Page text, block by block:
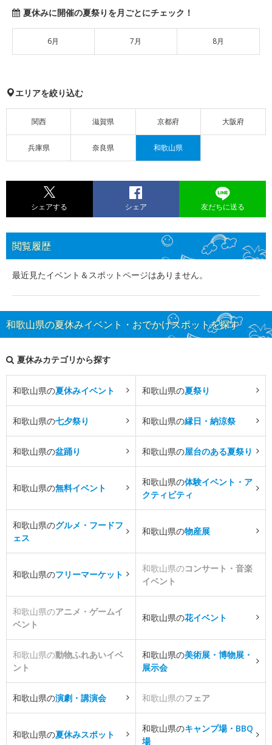
夏休みに開催の夏祭りを月ごとにチェック！
6月 7月 8月
エリアを絞り込む
関西 滋賀県 京都府 大阪府
兵庫県 奈良県 和歌山県
シェアする シェア 友だちに送る
閲覧履歴
最近見たイベント＆スポットページはありません。
和歌山県の夏休みイベント・おでかけスポットを探す
夏休みカテゴリから探す
和歌山県の夏休みイベント 和歌山県の夏祭り
和歌山県の七夕祭り 和歌山県の縁日・納涼祭
和歌山県の盆踊り 和歌山県の屋台のある夏祭り
和歌山県の無料イベント
和歌山県の体験イベント・ア
クティビティ
和歌山県のグルメ・フードフ
ェス
和歌山県の物産展
和歌山県のフリーマーケット
和歌山県のコンサート・音楽
イベント
和歌山県のアニメ・ゲームイ
ベント
和歌山県の花イベント
和歌山県の動物ふれあいイベ
ント
和歌山県の美術展・博物展・
展示会
和歌山県の演劇・講演会 和歌山県のフェア
和歌山県の夏休みスポット
和歌山県のキャンプ場・BBQ
場